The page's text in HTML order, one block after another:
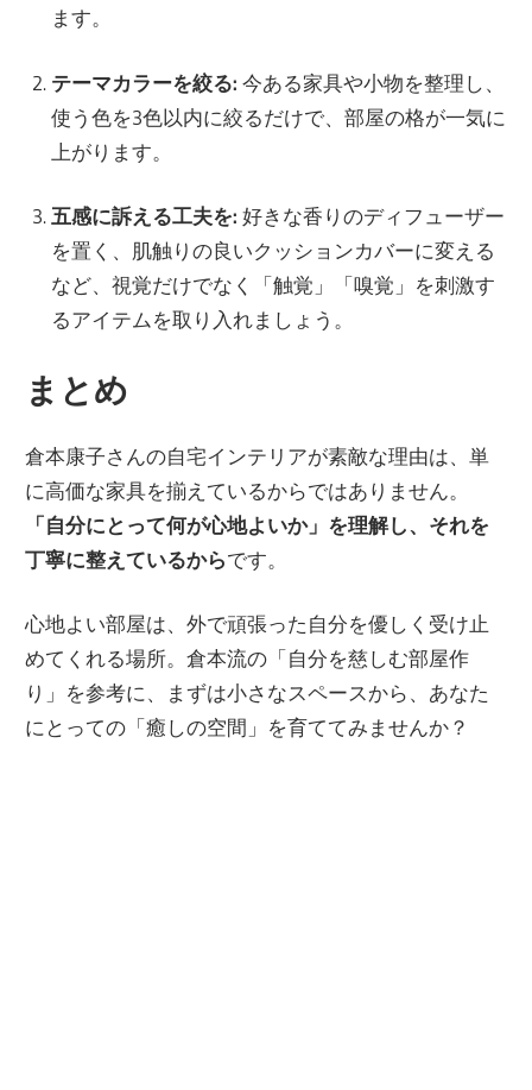
ます。
テーマカラーを絞る: 今ある家具や小物を整理し、
使う色を3色以内に絞るだけで、部屋の格が一気に
上がります。
五感に訴える工夫を: 好きな香りのディフューザー
を置く、肌触りの良いクッションカバーに変える
など、視覚だけでなく「触覚」「嗅覚」を刺激す
るアイテムを取り入れましょう。
まとめ
倉本康子さんの自宅インテリアが素敵な理由は、単
に高価な家具を揃えているからではありません。
「自分にとって何が心地よいか」を理解し、それを
丁寧に整えているからです。
心地よい部屋は、外で頑張った自分を優しく受け止
めてくれる場所。倉本流の「自分を慈しむ部屋作
り」を参考に、まずは小さなスペースから、あなた
にとっての「癒しの空間」を育ててみませんか？